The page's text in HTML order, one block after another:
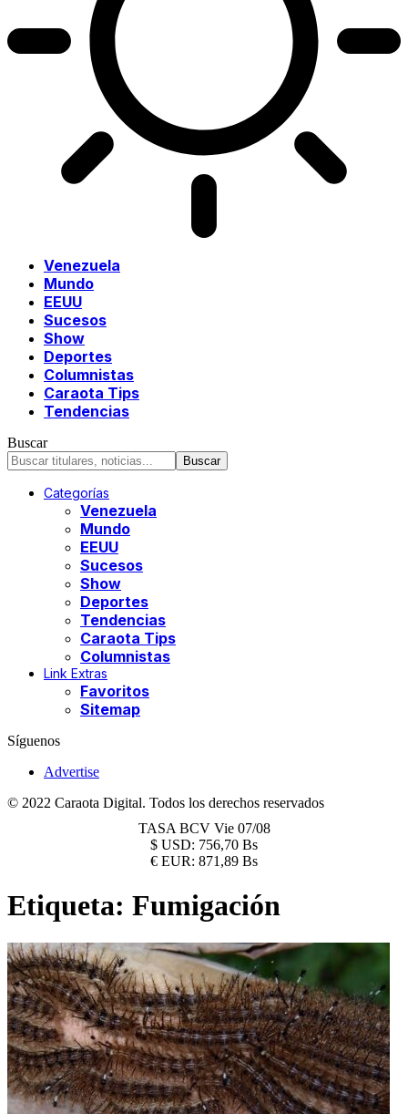
Venezuela
Mundo
EEUU
Sucesos
Show
Deportes
Columnistas
Caraota Tips
Tendencias
Buscar
Categorías
Venezuela
Mundo
EEUU
Sucesos
Show
Deportes
Tendencias
Caraota Tips
Columnistas
Link Extras
Favoritos
Sitemap
Síguenos
Advertise
© 2022 Caraota Digital. Todos los derechos reservados
TASA BCV Vie 07/08
$ USD: 756,70 Bs
€ EUR: 871,89 Bs
Etiqueta: Fumigación